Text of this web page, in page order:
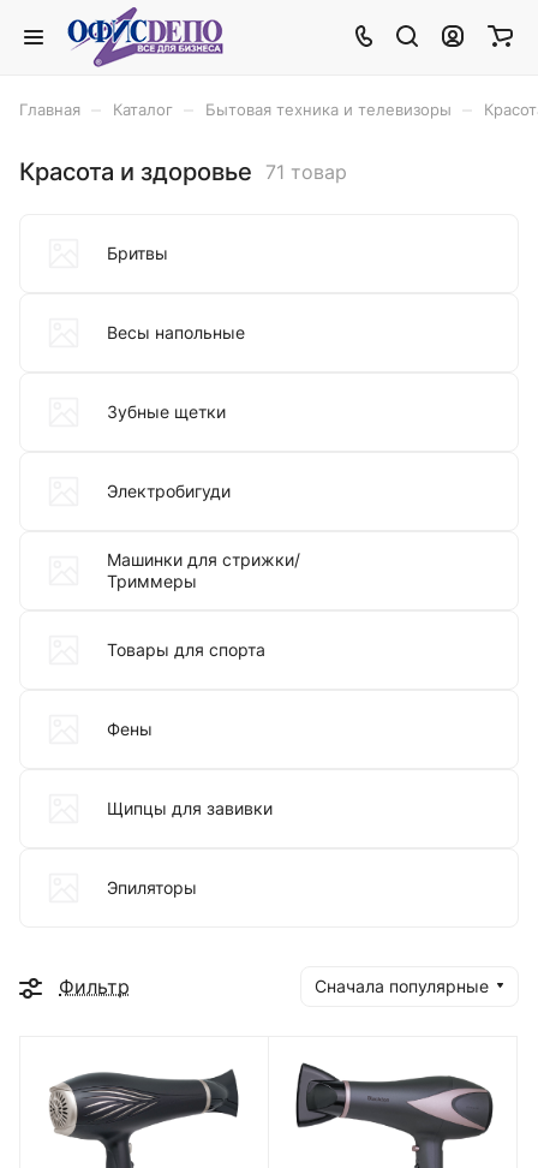
Главная Каталог Бытовая техника и телевизоры
Красота и здоровье 71 товар
Бритвы
Весы напольные
Зубные щетки
Электробигуди
Машинки для стрижки/
Триммеры
Товары для спорта
Фены
Щипцы для завивки
Эпиляторы
Фильтр Сначала популярные